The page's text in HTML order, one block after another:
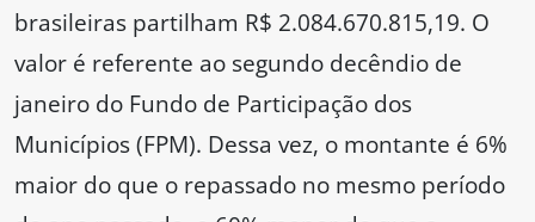
brasileiras partilham R$ 2.084.670.815,19. O
valor é referente ao segundo decêndio de
janeiro do Fundo de Participação dos
Municípios (FPM). Dessa vez, o montante é 6%
maior do que o repassado no mesmo período